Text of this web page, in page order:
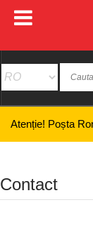
Poșta Română nu
Contact